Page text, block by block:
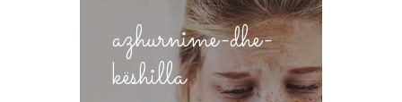
azhurnime-dhe-
këshilla